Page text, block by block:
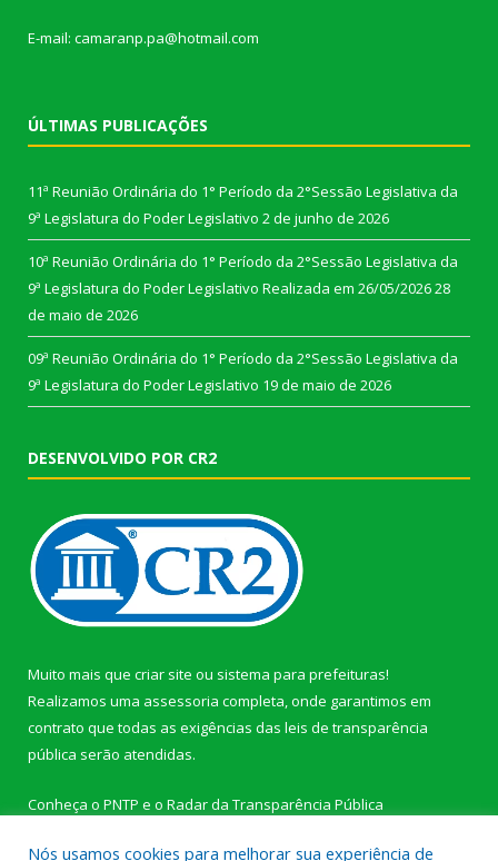
E-mail: camaranp.pa@hotmail.com
ÚLTIMAS PUBLICAÇÕES
11ª Reunião Ordinária do 1° Período da 2°Sessão Legislativa da
9ª Legislatura do Poder Legislativo 2 de junho de 2026
10ª Reunião Ordinária do 1° Período da 2°Sessão Legislativa da
9ª Legislatura do Poder Legislativo Realizada em 26/05/202628
de maio de 2026
09ª Reunião Ordinária do 1° Período da 2°Sessão Legislativa da
9ª Legislatura do Poder Legislativo 19 de maio de 2026
DESENVOLVIDO POR CR2
Muito mais que criar site ou sistema para prefeituras!
Realizamos uma assessoria completa, onde garantimos em
contrato que todas as exigências das leis de transparência
pública serão atendidas.
Conheça o PNTP e o Radar da Transparência Pública
Nós usamos cookies para melhorar sua experiência de